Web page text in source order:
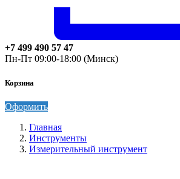
+7 499 490 57 47
Пн-Пт 09:00-18:00 (Минск)
Корзина
Оформить
Главная
Инструменты
Измерительный инструмент